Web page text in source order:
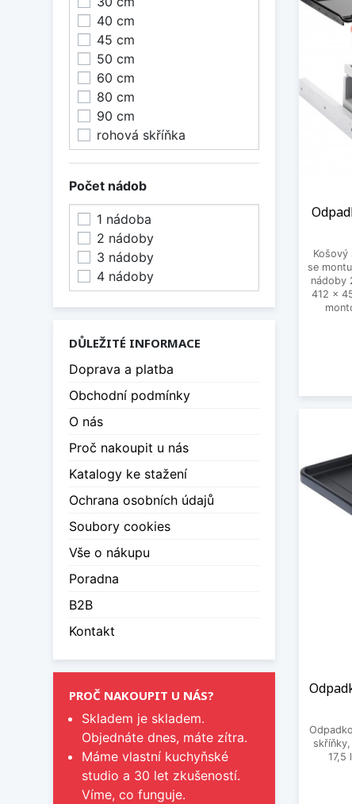
40 cm
45 cm
50 cm
60 cm
80 cm
90 cm
rohová skříňka
Počet nádob
1 nádoba
2 nádoby
3 nádoby
4 nádoby
DŮLEŽITÉ INFORMACE
Doprava a platba
Obchodní podmínky
O nás
Proč nakoupit u nás
Katalogy ke stažení
Ochrana osobních údajů
Soubory cookies
Vše o nákupu
Poradna
B2B
Kontakt
PROČ NAKOUPIT U NÁS?
Skladem je skladem.
Objednáte dnes, máte zítra.
Máme vlastní kuchyňské
studio a 30 let zkušeností.
Víme, co funguje.
už
Košový
se
nádoby
412 x
17,5